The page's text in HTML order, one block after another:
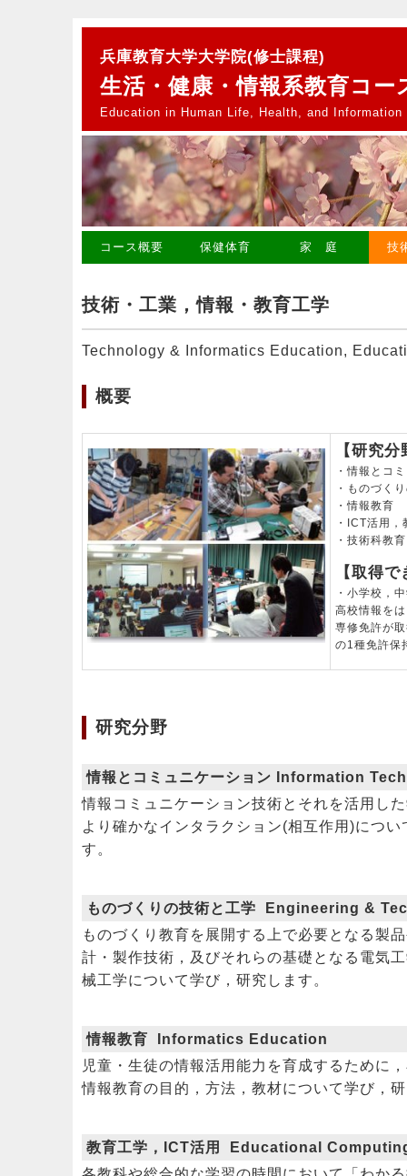
兵庫教育大学大学院(修士課程)
生活・健康・情報系教育コー
Education in Human Life, Health, and Information
コース概要 保健体育 家 庭 技
技術・工業，情報・教育工学
Technology & Informatics Education,
概要
【研究
・情報とコ
・ものづく
・情報教育
・ICT活用，
・技術科教
【取得
・小学校，
高校情報を
専修免許が
の1種免許保
研究分野
情報とコミュニケーション Information
情報コミュニケーション技術とそれを活用し
より確かなインタラクション(相互作用)につ
す。
ものづくりの技術と工学 Engineering &
ものづくり教育を展開する上で必要となる製
計・製作技術，及びそれらの基礎となる電気
械工学について学び，研究します。
情報教育 Informatics Education
児童・生徒の情報活用能力を育成するために
情報教育の目的，方法，教材について学び，
教育工学，ICT活用 Educational